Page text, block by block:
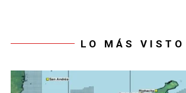
LO MÁS VISTO